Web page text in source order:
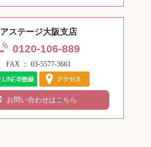
アステージ大阪支店
0120-106-889
FAX ： 03-5577-3661
お問い合わせはこちら